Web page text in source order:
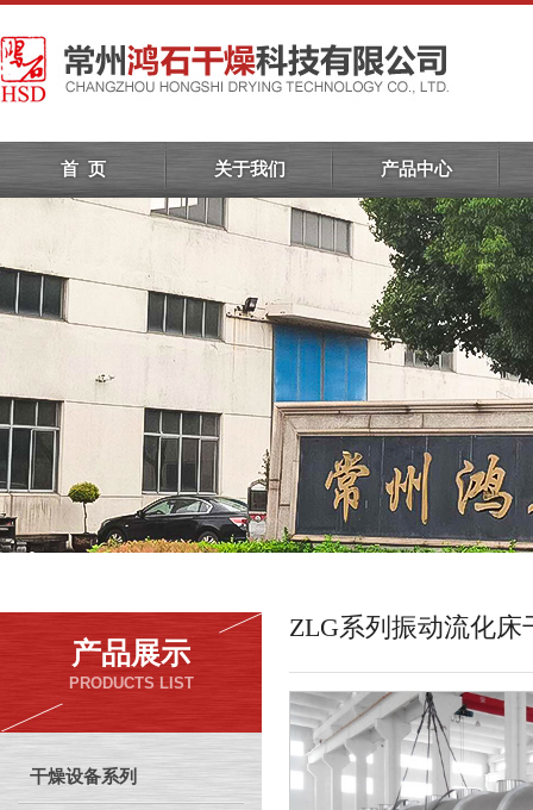
首 页 关于我们 产品中心
产品展示
PRODUCTS LIST
干燥设备系列
ZLG系列振动流化床